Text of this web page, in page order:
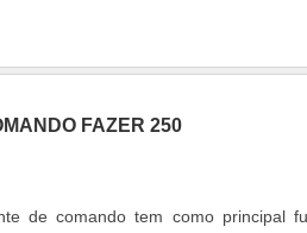
FAZER 250
de comando tem como principal